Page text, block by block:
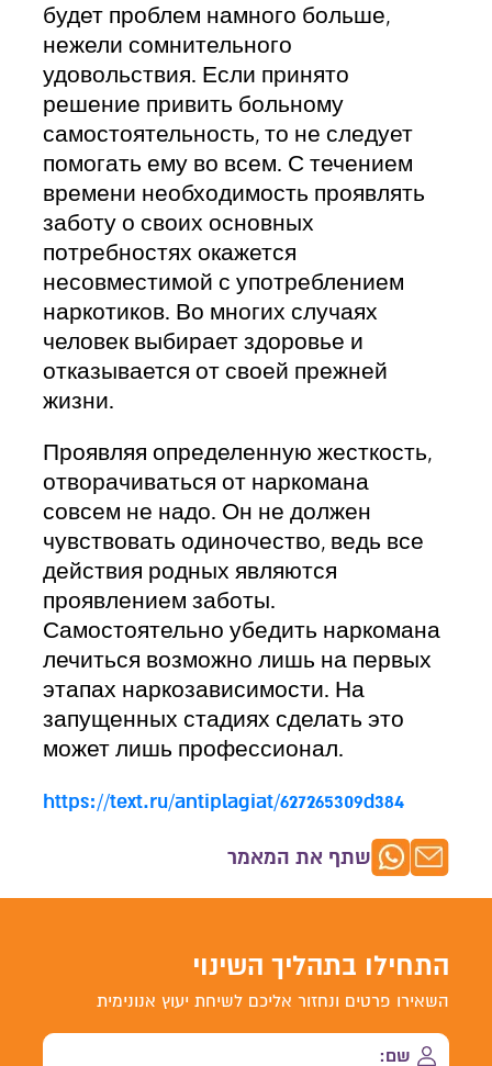
будет проблем намного больше,
нежели сомнительного
удовольствия. Если принято
решение привить больному
самостоятельность, то не следует
помогать ему во всем. С течением
времени необходимость проявлять
заботу о своих основных
потребностях окажется
несовместимой с употреблением
наркотиков. Во многих случаях
человек выбирает здоровье и
отказывается от своей прежней
жизни.
Проявляя определенную жесткость,
отворачиваться от наркомана
совсем не надо. Он не должен
чувствовать одиночество, ведь все
действия родных являются
проявлением заботы.
Самостоятельно убедить наркомана
лечиться возможно лишь на первых
этапах наркозависимости. На
запущенных стадиях сделать это
может лишь профессионал.
https://text.ru/antiplagiat/627265309d384
שתף את המאמר
התחילו בתהליך השינוי
השאירו פרטים ונחזור אליכם לשיחת יעוץ אנונימית